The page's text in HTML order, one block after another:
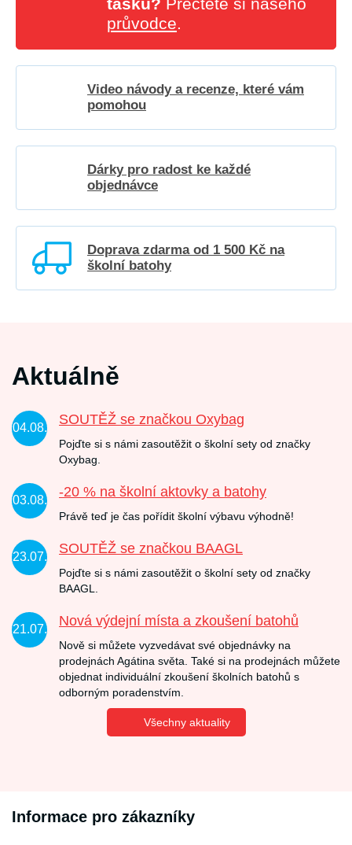
tašku? Přečtěte si našeho
průvodce.
Video návody a recenze, které vám
pomohou
Dárky pro radost ke každé
objednávce
Doprava zdarma od 1 500 Kč na
školní batohy
Aktuálně
04.08.
SOUTĚŽ se značkou Oxybag
Pojďte si s námi zasoutěžit o školní sety od značky
Oxybag.
03.08.
-20 % na školní aktovky a batohy
Právě teď je čas pořídit školní výbavu výhodně!
23.07.
SOUTĚŽ se značkou BAAGL
Pojďte si s námi zasoutěžit o školní sety od značky
BAAGL.
21.07.
Nová výdejní místa a zkoušení batohů
Nově si můžete vyzvedávat své objednávky na
prodejnách Agátina světa. Také si na prodejnách můžete
objednat individuální zkoušení školních batohů s
odborným poradenstvím.
Všechny aktuality
Informace pro zákazníky